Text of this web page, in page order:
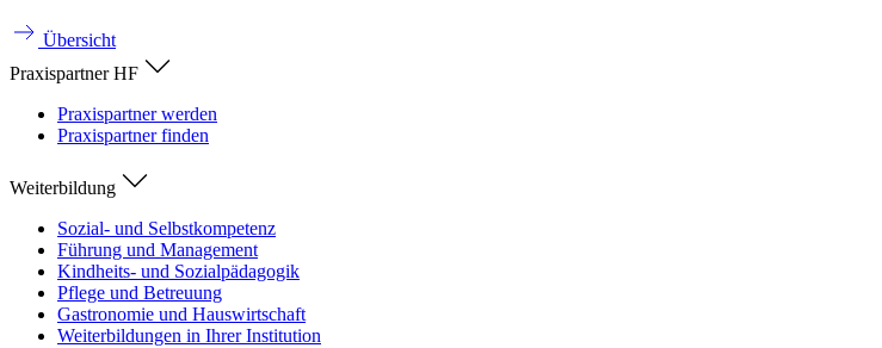
Übersicht
Praxispartner HF
Praxispartner werden
Praxispartner finden
Weiterbildung
Sozial- und Selbstkompetenz
Führung und Management
Kindheits- und Sozialpädagogik
Pflege und Betreuung
Gastronomie und Hauswirtschaft
Weiterbildungen in Ihrer Institution